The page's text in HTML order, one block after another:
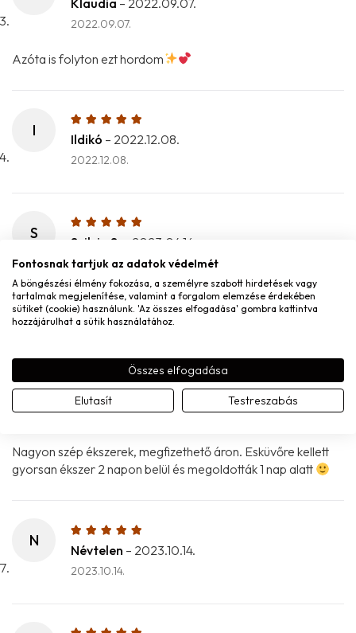
2022.09.07.
Azóta is folyton ezt hordom
I
Ildikó – 2022.12.08.
2022.12.08.
S
Szilvia S. 2023.04.16.
2023.04.16.
Nagyon szép fülbevaló és könnyű ki- és bekapcsolni. Amióta
megkaptam szinte minden nap hordom
�
Ádám Gruhala 2023.05.20.
2023.05.20.
Nagyon szép ékszerek, megfizethető áron. Esküvőre kellett
gyorsan ékszer 2 napon belül és megoldották 1 nap alatt
N
Névtelen – 2023.10.14.
2023.10.14.
Fontosnak tartjuk az adatok védelmét
A böngészési élmény fokozása, a személyre szabott hirdetések vagy
tartalmak megjelenítése, valamint a forgalom elemzése érdekében
sütiket (cookie) használunk. 'Az összes elfogadása' gombra kattintva
hozzájárulhat a sütik használatához.
Összes elfogadása
Elutasít Testreszabás